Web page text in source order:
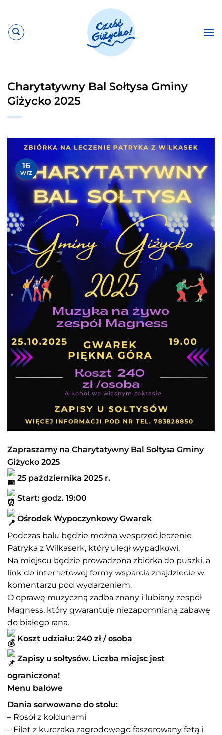
zawartości
Charytatywny Bal Sołtysa Gminy
Giżycko 2025
16
wrz
Zapraszamy na Charytatywny Bal Sołtysa Gminy
Giżycko 2025
25 października 2025 r.
Start: godz. 19:00
Ośrodek Wypoczynkowy Gwarek
Podczas balu będzie można wesprzeć leczenie
Patryka z Wilkaserk, który uległ wypadkowi.
Na miejscu będzie prowadzona zbiórka do puszki, a
link do internetowej formy wsparcia znajdziecie w
komentarzu pod wydarzeniem.
O oprawę muzyczną zadba znany i lubiany zespół
Magness, który gwarantuje niezapomnianą zabawę
do białego rana.
Koszt udziału: 240 zł / osoba
Zapisy u sołtysów. Liczba miejsc jest
ograniczona!
Menu balowe
Dania serwowane do stołu:
– Rosół z kołdunami
– Filet z kurczaka zagrodowego faszerowany fetą i